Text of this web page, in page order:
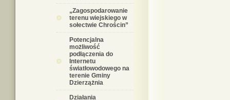
„Zagospodarowanie
terenu wiejskiego w
sołectwie Chrościn”
Potencjalna
możliwość
podłączenia do
Internetu
światłowodowego na
terenie Gminy
Dzierzążnia
Działania